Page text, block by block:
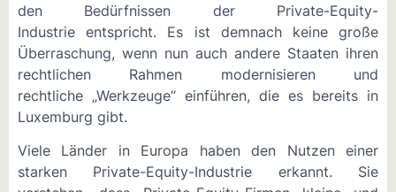
den Bedürfnissen der Private-Equity-
Industrie entspricht. Es ist demnach keine große
Überraschung, wenn nun auch andere Staaten ihren
rechtlichen Rahmen modernisieren und
rechtliche „Werkzeuge“ einführen, die es bereits in
Luxemburg gibt.
Viele Länder in Europa haben den Nutzen einer
starken Private-Equity-Industrie erkannt. Sie